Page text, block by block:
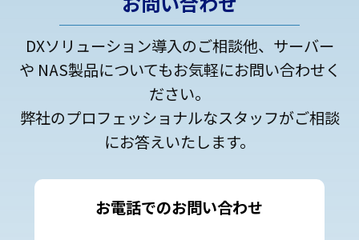
DXソリューション導入のご相談他、サーバー
や NAS製品についてもお気軽にお問い合わせく
ださい。
弊社のプロフェッショナルなスタッフがご相談
にお答えいたします。
お電話でのお問い合わせ